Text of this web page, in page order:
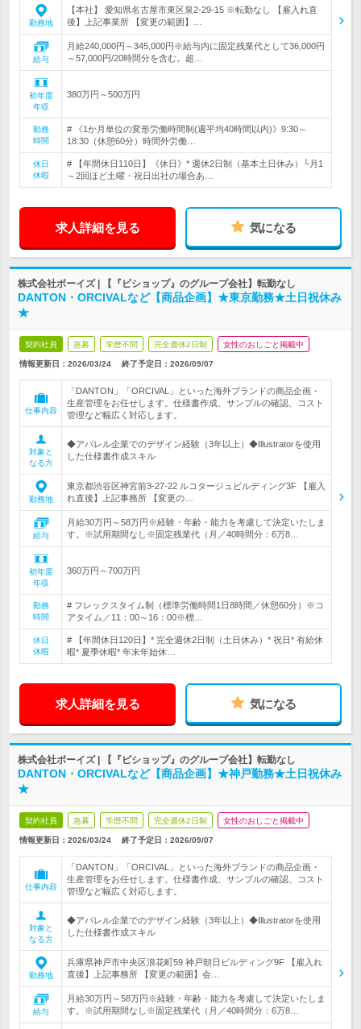
勤務地
【本社】 愛知県名古屋市東区泉2-29-15 ※転勤なし 【雇入れ直
後】上記事業所 【変更の範囲】…
給与
月給240,000円～345,000円※給与内に固定残業代として36,000円
～57,000円/20時間分を含む。超…
初年度
年収
380万円～500万円
勤務
時間
# 《1か月単位の変形労働時間制(週平均40時間以内)》9:30～
18:30（休憩60分）時間外労働…
休日
休暇
# 【年間休日110日】《休日》* 週休2日制（基本土日休み）└月1
～2回ほど土曜・祝日出社の場合あ…
求人詳細を見る 気になる
株式会社ボーイズ | 【『ビショップ』のグループ会社】転勤なし
DANTON・ORCIVALなど【商品企画】★東京勤務★土日祝休み
★
契約社員 急募 学歴不問 完全週休2日制 女性のおしごと掲載中
情報更新日：2026/03/24 終了予定日： 2026/09/07
仕事内容
「DANTON」「ORCIVAL」といった海外ブランドの商品企画・
生産管理をお任せします。仕様書作成、サンプルの確認、コスト
管理など幅広く対応します。
対象と
なる方
◆アパレル企業でのデザイン経験（3年以上）◆Illustratorを使用
した仕様書作成スキル
勤務地
東京都渋谷区神宮前3-27-22 ルコタージュビルディング3F 【雇入
れ直後】上記事務所 【変更の…
給与
月給30万円～58万円※経験・年齢・能力を考慮して決定いたしま
す。※試用期間なし※固定残業代（月／40時間分：6万8…
初年度
年収
360万円～700万円
勤務
時間
# フレックスタイム制（標準労働時間1日8時間／休憩60分）※コ
アタイム／11：00～16：00※標…
休日
休暇
# 【年間休日120日】* 完全週休2日制（土日休み）* 祝日* 有給休
暇* 夏季休暇* 年末年始休…
求人詳細を見る 気になる
株式会社ボーイズ | 【『ビショップ』のグループ会社】転勤なし
DANTON・ORCIVALなど【商品企画】★神戸勤務★土日祝休み
★
契約社員 急募 学歴不問 完全週休2日制 女性のおしごと掲載中
情報更新日：2026/03/24 終了予定日： 2026/09/07
仕事内容
「DANTON」「ORCIVAL」といった海外ブランドの商品企画・
生産管理をお任せします。仕様書作成、サンプルの確認、コスト
管理など幅広く対応します。
対象と
なる方
◆アパレル企業でのデザイン経験（3年以上）◆Illustratorを使用
した仕様書作成スキル
勤務地
兵庫県神戸市中央区浪花町59 神戸朝日ビルディング9F 【雇入れ
直後】上記事務所 【変更の範囲】会…
給与
月給30万円～58万円※経験・年齢・能力を考慮して決定いたしま
す。※試用期間なし※固定残業代（月／40時間分：6万8…